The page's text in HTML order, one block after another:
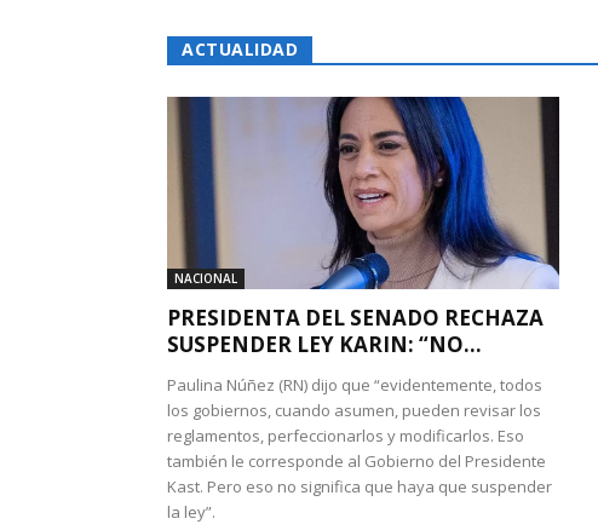
ACTUALIDAD
NACIONAL
PRESIDENTA DEL SENADO RECHAZA
SUSPENDER LEY KARIN: “NO...
Paulina Núñez (RN) dijo que “evidentemente, todos
los gobiernos, cuando asumen, pueden revisar los
reglamentos, perfeccionarlos y modificarlos. Eso
también le corresponde al Gobierno del Presidente
Kast. Pero eso no significa que haya que suspender
la ley”.